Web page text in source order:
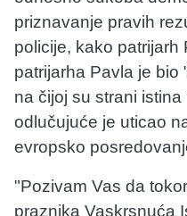
priznavanje pravih
policije, kako patrijarh
patrijarha Pavla je bio
na čijoj su strani
odlučujuće je uticao
evropsko
"Pozivam Vas da
praznika Vaskrsnuća